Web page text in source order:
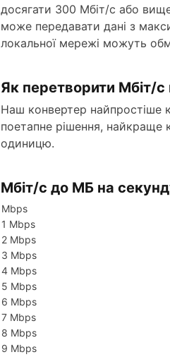
досягати 300 Мбіт/с або
може передавати дані з
локальної мережі можуть
Як перетворити Мбіт/
Наш конвертер найпростіше
поетапне рішення, найкраще
одиницю.
Мбіт/с до МБ на
Mbps
1 Mbps
2 Mbps
3 Mbps
4 Mbps
5 Mbps
6 Mbps
7 Mbps
8 Mbps
9 Mbps